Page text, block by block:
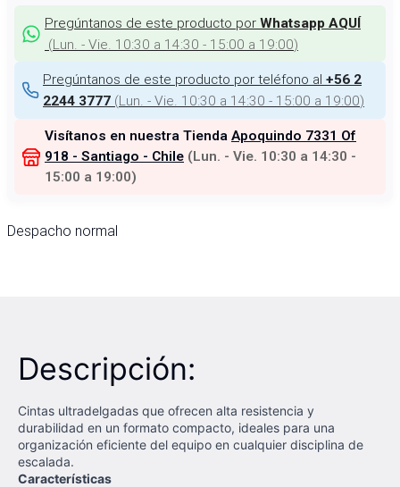
Pregúntanos de este producto por Whatsapp AQUÍ
(Lun. - Vie. 10:30 a 14:30 - 15:00 a 19:00)
Pregúntanos de este producto por teléfono al +56 2
2244 3777 (Lun. - Vie. 10:30 a 14:30 - 15:00 a 19:00)
Visítanos en nuestra Tienda Apoquindo 7331 Of
918 - Santiago - Chile (Lun. - Vie. 10:30 a 14:30 -
15:00 a 19:00)
Despacho normal
Descripción:
Cintas ultradelgadas que ofrecen alta resistencia y
durabilidad en un formato compacto, ideales para una
organización eficiente del equipo en cualquier disciplina de
escalada.
Características